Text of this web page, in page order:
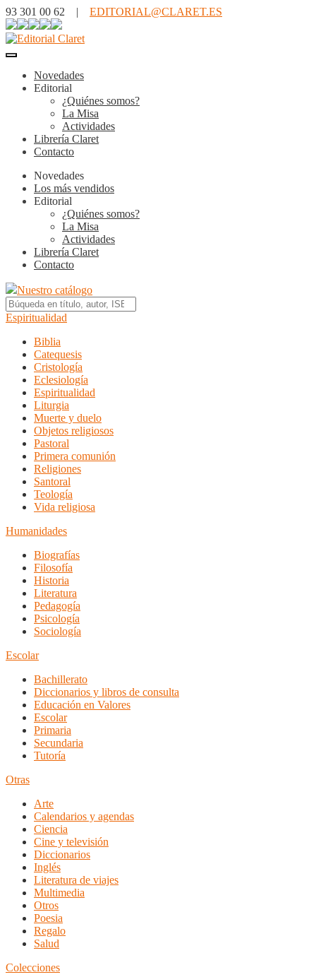
93 301 00 62 | EDITORIAL@CLARET.ES
Novedades
Editorial
¿Quiénes somos?
La Misa
Actividades
Librería Claret
Contacto
Novedades
Los más vendidos
Editorial
¿Quiénes somos?
La Misa
Actividades
Librería Claret
Contacto
Nuestro catálogo
Espiritualidad
Biblia
Catequesis
Cristología
Eclesiología
Espiritualidad
Liturgia
Muerte y duelo
Objetos religiosos
Pastoral
Primera comunión
Religiones
Santoral
Teología
Vida religiosa
Humanidades
Biografías
Filosofía
Historia
Literatura
Pedagogía
Psicología
Sociología
Escolar
Bachillerato
Diccionarios y libros de consulta
Educación en Valores
Escolar
Primaria
Secundaria
Tutoría
Otras
Arte
Calendarios y agendas
Ciencia
Cine y televisión
Diccionarios
Inglés
Literatura de viajes
Multimedia
Otros
Poesia
Regalo
Salud
Colecciones